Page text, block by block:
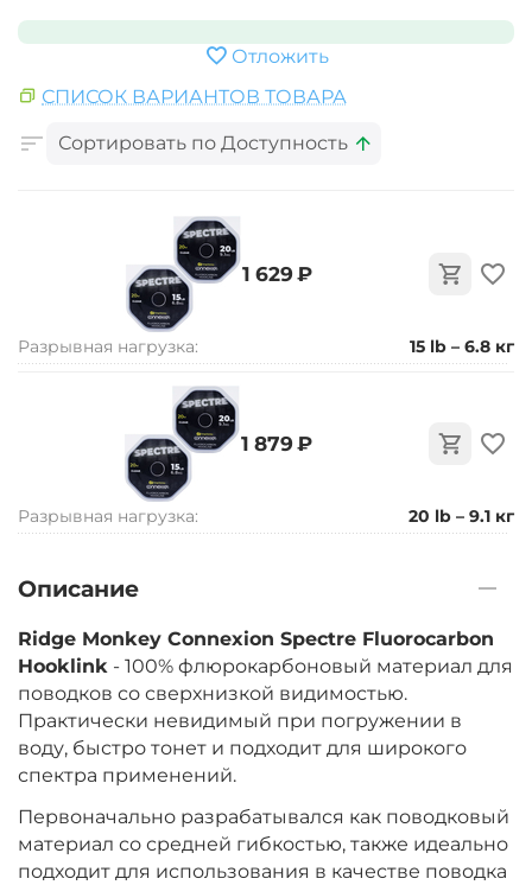
Отложить
СПИСОК ВАРИАНТОВ ТОВАРА
Сортировать по Доступность
‍1 629‍ ₽
Разрывная нагрузка: 15 lb – 6.8 кг
‍1 879‍ ₽
Разрывная нагрузка: 20 lb – 9.1 кг
Описание
Ridge Monkey Connexion Spectre Fluorocarbon
Hooklink - 100% флюрокарбоновый материал для
поводков со сверхнизкой видимостью.
Практически невидимый при погружении в
воду, быстро тонет и подходит для широкого
спектра применений.
Первоначально разрабатывался как поводковый
материал со средней гибкостью, также идеально
подходит для использования в качестве поводка